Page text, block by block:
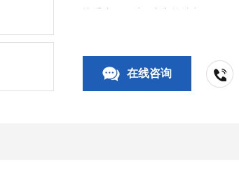
比重小、传质效率高等特点。
在线咨询